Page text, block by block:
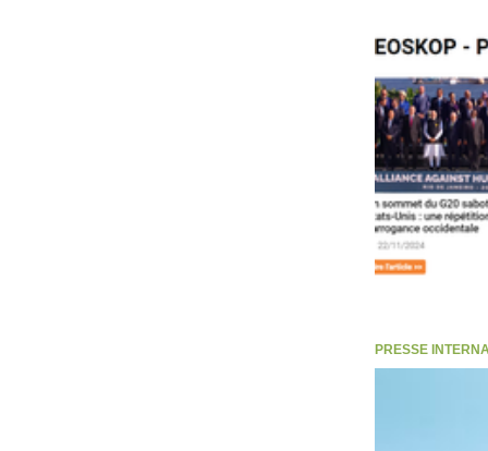
PRESSE